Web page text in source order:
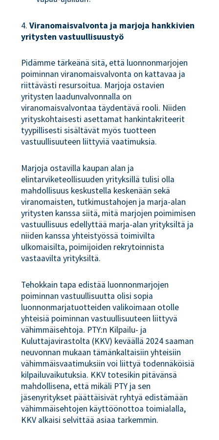
4.Viranomaisvalvonta ja marjoja hankkivien
yritysten vastuullisuustyö
Pidämme tärkeänä sitä, että luonnonmarjojen
poiminnan viranomaisvalvonta on kattavaa ja
riittävästi resursoitua. Marjoja ostavien
yritysten laadunvalvonnalla on
viranomaisvalvontaa täydentävä rooli. Niiden
yrityskohtaisesti asettamat hankintakriteerit
tyypillisesti sisältävät myös tuotteen
vastuullisuuteen liittyviä vaatimuksia.
Marjoja ostavilla kaupan alan ja
elintarviketeollisuuden yrityksillä tulisi olla
mahdollisuus keskustella keskenään sekä
viranomaisten, tutkimustahojen ja marja-alan
yritysten kanssa siitä, mitä marjojen poimimisen
vastuullisuus edellyttää marja-alan yrityksiltä ja
niiden kanssa yhteistyössä toimivilta
ulkomaisilta, poimijoiden rekrytoinnista
vastaavilta yrityksiltä.
Tehokkain tapa edistää luonnonmarjojen
poiminnan vastuullisuutta olisi sopia
luonnonmarjatuotteiden valikoimaan otolle
yhteisiä poiminnan vastuullisuuteen liittyvä
vähimmäisehtoja. PTY:n Kilpailu- ja
Kuluttajavirastolta (KKV) keväällä 2024 saaman
neuvonnan mukaan tämänkaltaisiin yhteisiin
vähimmäisvaatimuksiin voi liittyä todennäköisiä
kilpailuvaikutuksia. KKV totesikin pitävänsä
mahdollisena, että mikäli PTY ja sen
jäsenyritykset päättäisivät ryhtyä edistämään
vähimmäisehtojen käyttöönottoa toimialalla,
KKV alkaisi selvittää asiaa tarkemmin.